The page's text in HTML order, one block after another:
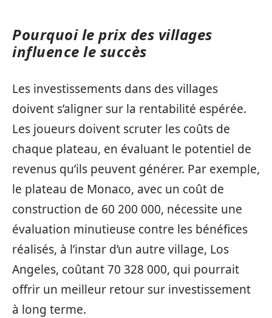
Pourquoi le prix des villages
influence le succès
Les investissements dans des villages
doivent s’aligner sur la rentabilité espérée.
Les joueurs doivent scruter les coûts de
chaque plateau, en évaluant le potentiel de
revenus qu’ils peuvent générer. Par exemple,
le plateau de Monaco, avec un coût de
construction de 60 200 000, nécessite une
évaluation minutieuse contre les bénéfices
réalisés, à l’instar d’un autre village, Los
Angeles, coûtant 70 328 000, qui pourrait
offrir un meilleur retour sur investissement
à long terme.